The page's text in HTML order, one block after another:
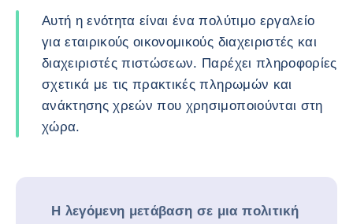
Αυτή η ενότητα είναι ένα πολύτιμο εργαλείο
για εταιρικούς οικονομικούς διαχειριστές και
διαχειριστές πιστώσεων. Παρέχει πληροφορίες
σχετικά με τις πρακτικές πληρωμών και
ανάκτησης χρεών που χρησιμοποιούνται στη
χώρα.
Η λεγόμενη μετάβαση σε μια πολιτική